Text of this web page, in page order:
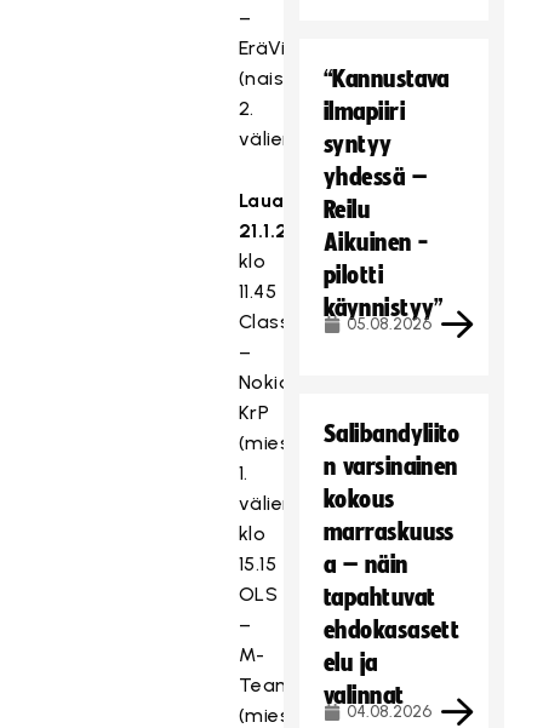
–
EräViikingit
(naisten
2.
välierä)
Lauantai
21.1.2023
klo
11.45
Classic
–
Nokian
KrP
(miesten
1.
välierä)
klo
15.15
OLS
–
M-
Team
(miesten
“Kannustava
ilmapiiri
syntyy
yhdessä –
Reilu
Aikuinen -
pilotti
käynnistyy”
05.08.2026
Salibandyliito
n varsinainen
kokous
marraskuuss
a – näin
tapahtuvat
ehdokasasett
elu ja
valinnat
04.08.2026